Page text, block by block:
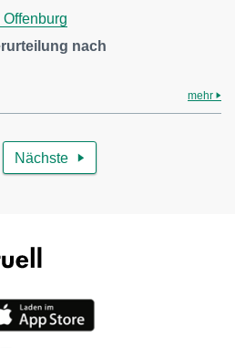
nach
mehr
Nächste 